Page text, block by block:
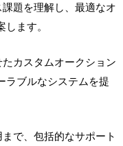
題を理解し、最適なオ
ます。
カスタムオークション
ラブルなシステムを提
で、包括的なサポート